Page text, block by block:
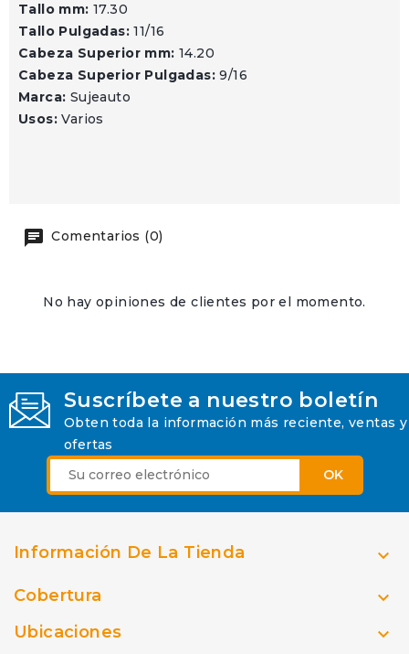
Tallo mm: 17.30
Tallo Pulgadas:11/16
Cabeza Superior mm: 14.20
Cabeza Superior Pulgadas:9/16
Marca: Sujeauto
Usos: Varios
Comentarios (0)
No hay opiniones de clientes por el momento.
Suscríbete a nuestro boletín
Obten toda la información más reciente, ventas y
ofertas
Información De La Tienda 
Cobertura 
Ubicaciones 